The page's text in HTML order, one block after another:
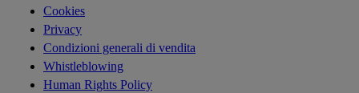
Cookies
Privacy
Condizioni generali di vendita
Whistleblowing
Human Rights Policy